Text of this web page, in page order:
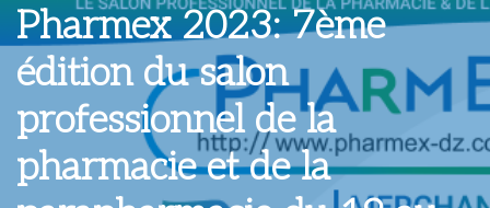
Pharmex 2023: 7ème
édition du salon
professionnel de la
pharmacie et de la